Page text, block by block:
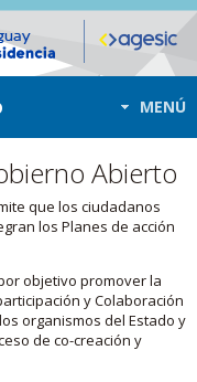
MENÚ
Abierto
que los ciudadanos
los Planes de acción
objetivo promover la
y Colaboración
organismos del Estado y
de co-creación y